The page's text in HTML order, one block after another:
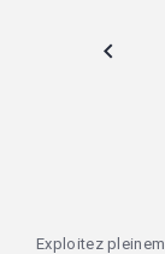

Exploitez